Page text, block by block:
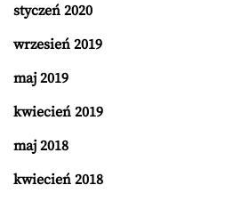
styczeń 2020
wrzesień 2019
maj 2019
kwiecień 2019
maj 2018
kwiecień 2018